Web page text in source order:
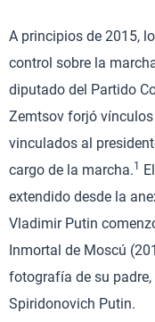
A principios de 2015,
control sobre la
diputado del Partido
Zemtsov forjó
vinculados al
cargo de la marcha.1
extendido desde la
Vladimir Putin
Inmortal de Moscú
fotografía de su
Spiridonovich Putin.